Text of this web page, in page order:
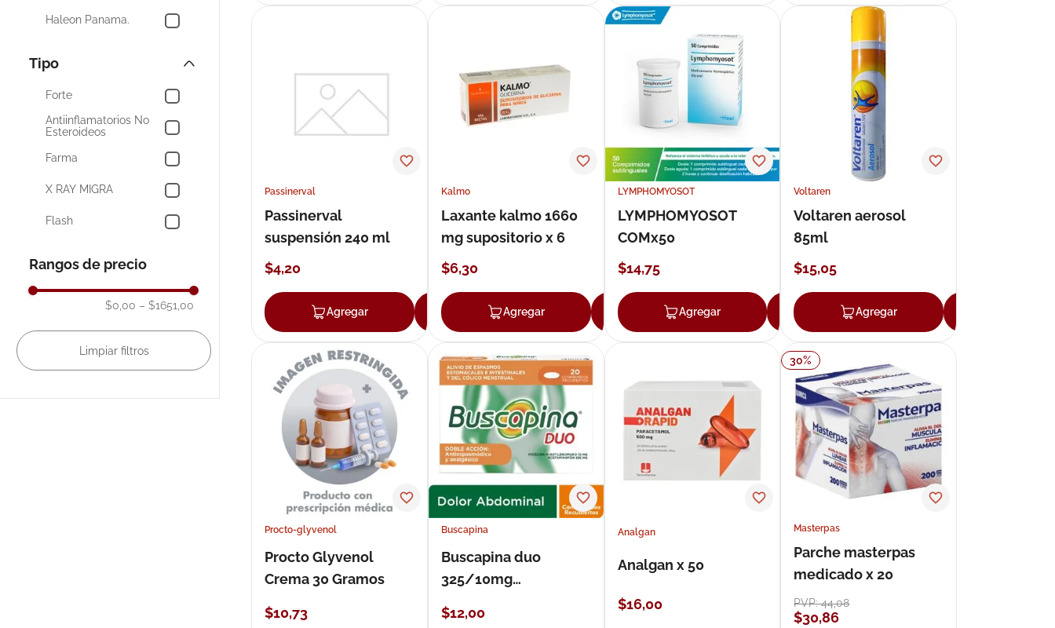
Haleon Panama.
Tipo
Forte
Antiinflamatorios No
Esteroideos
Farma
X RAY MIGRA
Flash
Calientes
Hemorroides
Rangos de precio
$0,00 – $1651,00
Passinerval
Passinerval
suspensión 240 ml
$4,20
Agregar Agregar
Kalmo
Laxante kalmo 1660
mg supositorio x 6
$6,30
Agregar Agregar
LYMPHOMYOSOT
LYMPHOMYOSOT
COMx50
$14,75
Agregar Agregar
Voltaren
Voltaren aerosol
85ml
$15,05
Agregar
Procto-glyvenol
Procto Glyvenol
Crema 30 Gramos
$10,73
Buscapina
Buscapina duo
325/10mg
recubiertos x 20
$12,00
Analgan
Analgan x 50
$16,00
30%
Masterpas
Parche masterpas
medicado x 20
PVP:44,08
$30,86